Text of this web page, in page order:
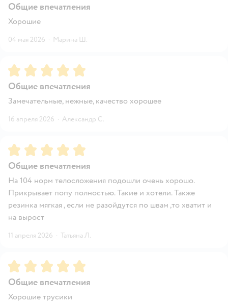
Общие впечатления
Хорошие
04 мая 2026 · Марина Ш.
Рейтинг:5
Общие впечатления
Замечательные, нежные, качество хорошее
16 апреля 2026 · Александр С.
Рейтинг:5
Общие впечатления
На 104 норм телосложения подошли очень хорошо.
Прикрывает попу полностью. Такие и хотели. Также
резинка мягкая , если не разойдутся по швам ,то хватит и
на вырост
11 апреля 2026 · Татьяна Л.
Рейтинг:5
Общие впечатления
Хорошие трусики